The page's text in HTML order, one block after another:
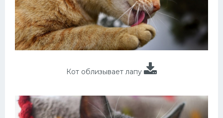
Кот облизывает лапу